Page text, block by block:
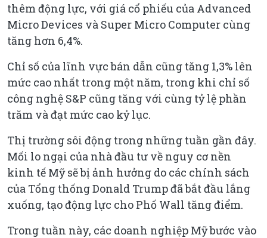
thêm động lực, với giá cổ phiếu của Advanced
Micro Devices và Super Micro Computer cùng
tăng hơn 6,4%.
Chỉ số của lĩnh vực bán dẫn cũng tăng 1,3% lên
mức cao nhất trong một năm, trong khi chỉ số
công nghệ S&P cũng tăng với cùng tỷ lệ phần
trăm và đạt mức cao kỷ lục.
Thị trường sôi động trong những tuần gần đây.
Mối lo ngại của nhà đầu tư về nguy cơ nền
kinh tế Mỹ sẽ bị ảnh hưởng do các chính sách
của Tổng thống Donald Trump đã bắt đầu lắng
xuống, tạo động lực cho Phố Wall tăng điểm.
Trong tuần này, các doanh nghiệp Mỹ bước vào